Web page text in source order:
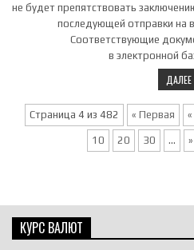
не будет препятствовать
последующей отправки на
Соответствующие
в электронной
ДАЛЕЕ
Страница 4 из 482 « Первая «
10 20 30 ... »
КУРС ВАЛЮТ